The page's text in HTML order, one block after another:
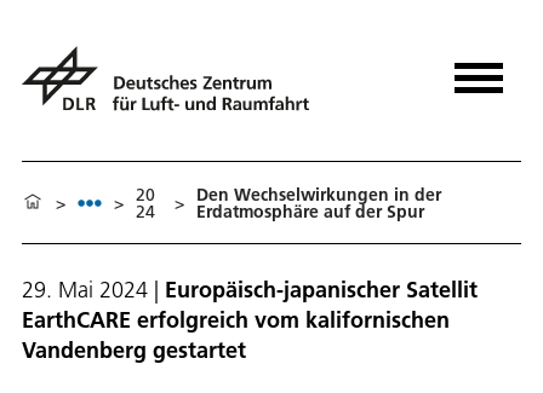
> > 20
24 > Den Wechselwirkungen in der
Erdatmosphäre auf der Spur
29. Mai 2024 | Europäisch-japanischer Satellit
EarthCARE erfolgreich vom kalifornischen
Vandenberg gestartet